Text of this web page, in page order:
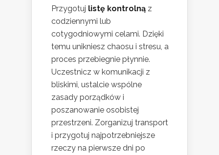
Przygotuj listę kontrolną z
codziennymi lub
cotygodniowymi celami. Dzięki
temu unikniesz chaosu i stresu, a
proces przebiegnie płynnie.
Uczestnicz w komunikacji z
bliskimi, ustalcie wspólne
zasady porządków i
poszanowanie osobistej
przestrzeni. Zorganizuj transport
i przygotuj najpotrzebniejsze
rzeczy na pierwsze dni po